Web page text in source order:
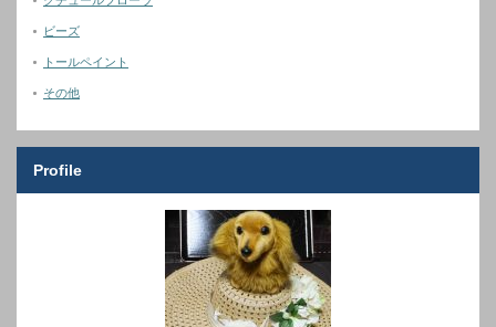
ビーズ
トールペイント
その他
Profile